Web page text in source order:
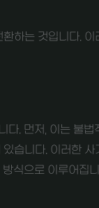
하는 것입니다.
. 먼저, 이는 불
습니다. 이러한
식으로 이루어